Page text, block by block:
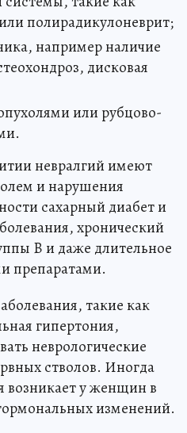
полирадикулоневрит;
например наличие
дисковая
или рубцово-
невралгий имеют
и нарушения
сахарный диабет и
хронический
B и даже длительное
препаратами.
такие как
гипертония,
неврологические
стволов. Иногда
возникает у женщин в
изменений.